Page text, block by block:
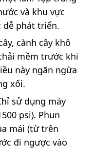
và khu vực
dễ phát triển.
cành cây khô
mềm trước khi
này ngăn ngừa
xối.
sử dụng máy
psi). Phun
mái (từ trên
đi ngược vào